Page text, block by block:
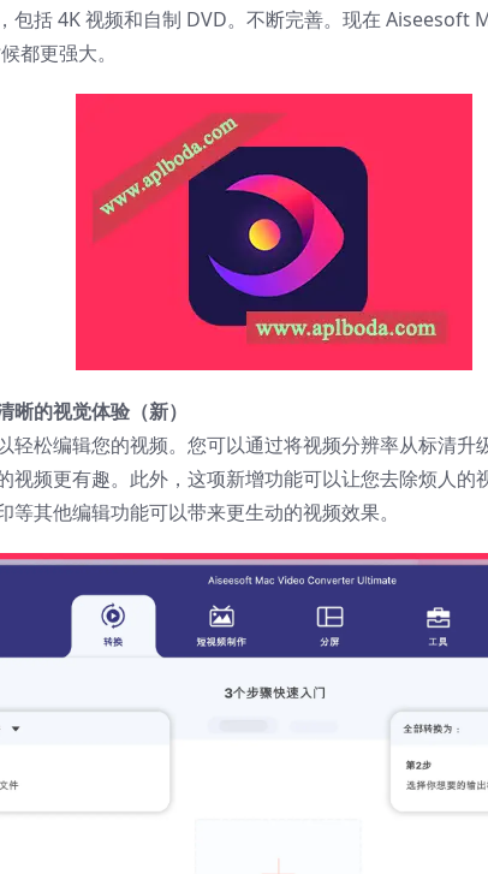
包括 4K 视频和自制 DVD。不断完善。现在 Aiseesoft
都更强大。
晰的视觉体验（新）
轻松编辑您的视频。您可以通过将视频分辨率从标清升
视频更有趣。此外，这项新增功能可以让您去除烦人的
等其他编辑功能可以带来更生动的视频效果。